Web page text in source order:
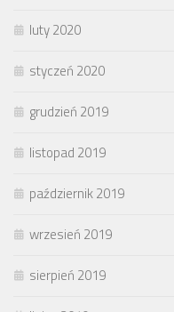
luty 2020
styczeń 2020
grudzień 2019
listopad 2019
październik 2019
wrzesień 2019
sierpień 2019